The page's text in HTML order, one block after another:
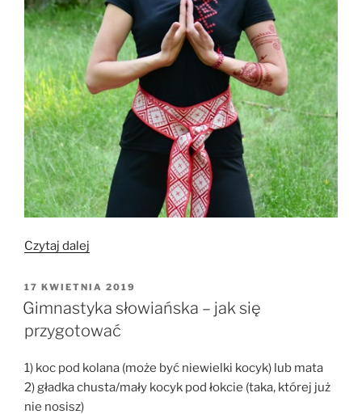
Czytaj dalej
dla
zdrowia
higieny
kobiecego
biustu”
OPUBLIKOWANE
W
17 KWIETNIA 2019
Gimnastyka słowiańska – jak się
przygotować
1) koc pod kolana (może być niewielki kocyk) lub mata
2) gładka chusta/mały kocyk pod łokcie (taka, której już
nie nosisz)